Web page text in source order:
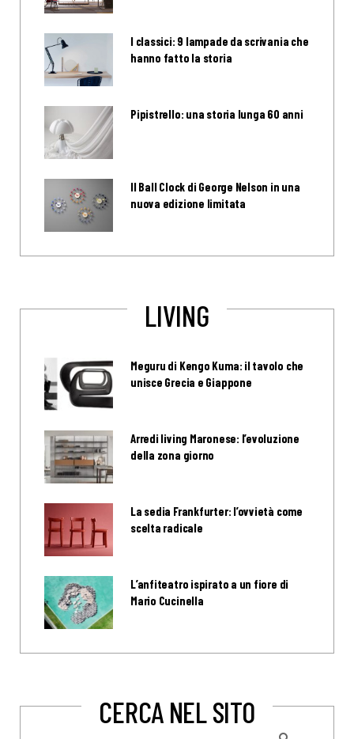
I classici: 9 lampade da scrivania che
hanno fatto la storia
Pipistrello: una storia lunga 60 anni
Il Ball Clock di George Nelson in una
nuova edizione limitata
LIVING
Meguru di Kengo Kuma: il tavolo che
unisce Grecia e Giappone
Arredi living Maronese: l’evoluzione
della zona giorno
La sedia Frankfurter: l’ovvietà come
scelta radicale
L’anfiteatro ispirato a un fiore di
Mario Cucinella
CERCA NEL SITO